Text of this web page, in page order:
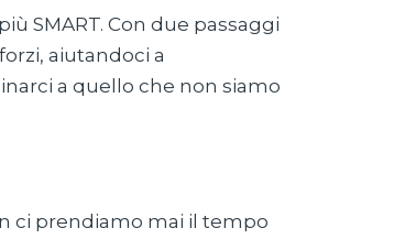
SMART. Con due passaggi
aiutandoci a
a quello che non siamo
ci prendiamo mai il tempo